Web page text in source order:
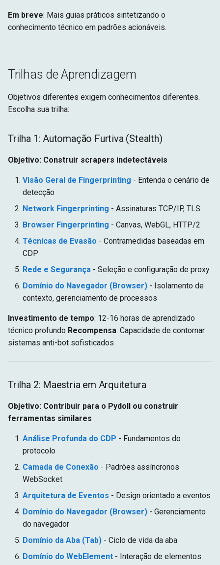
Em breve: Mais guias práticos sintetizando o
conhecimento técnico em padrões acionáveis.
Trilhas de Aprendizagem
Objetivos diferentes exigem conhecimentos diferentes.
Escolha sua trilha:
Trilha 1: Automação Furtiva (Stealth)
Objetivo: Construir scrapers indetectáveis
Visão Geral de Fingerprinting - Entenda o cenário de
detecção
Network Fingerprinting - Assinaturas TCP/IP, TLS
Browser Fingerprinting - Canvas, WebGL, HTTP/2
Técnicas de Evasão - Contramedidas baseadas em
CDP
Rede e Segurança - Seleção e configuração de proxy
Domínio do Navegador (Browser) - Isolamento de
contexto, gerenciamento de processos
Investimento de tempo: 12-16 horas de aprendizado
técnico profundo Recompensa: Capacidade de contornar
sistemas anti-bot sofisticados
Trilha 2: Maestria em Arquitetura
Objetivo: Contribuir para o Pydoll ou construir
ferramentas similares
Análise Profunda do CDP - Fundamentos do
protocolo
Camada de Conexão - Padrões assíncronos
WebSocket
Arquitetura de Eventos - Design orientado a eventos
Domínio do Navegador (Browser) - Gerenciamento
do navegador
Domínio da Aba (Tab) - Ciclo de vida da aba
Domínio do WebElement - Interação de elementos